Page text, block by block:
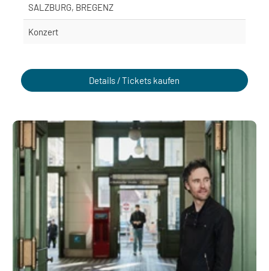
SALZBURG, BREGENZ
Konzert
Details / Tickets kaufen